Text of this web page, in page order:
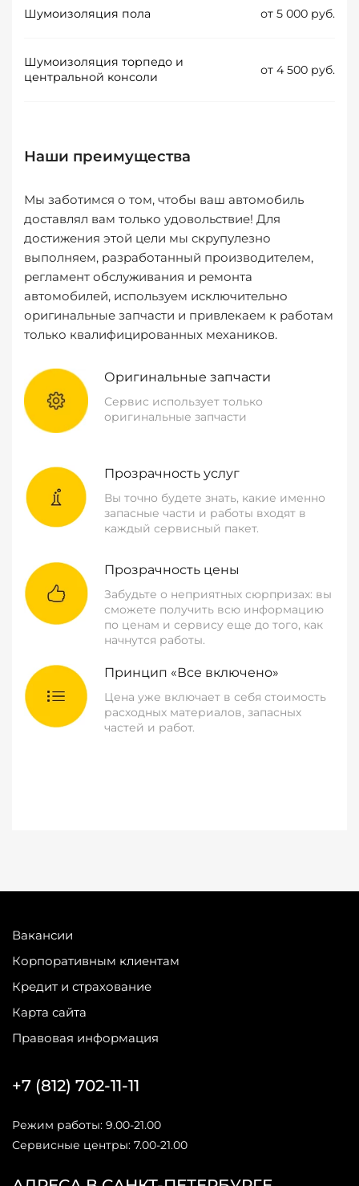
Шумоизоляция пола от 5 000 руб.
Шумоизоляция торпедо и
центральной консоли
от 4 500 руб.
Наши преимущества
Мы заботимся о том, чтобы ваш автомобиль
доставлял вам только удовольствие! Для
достижения этой цели мы скрупулезно
выполняем, разработанный производителем,
регламент обслуживания и ремонта
автомобилей, используем исключительно
оригинальные запчасти и привлекаем к работам
только квалифицированных механиков.
Оригинальные запчасти
Сервис использует только
оригинальные запчасти
Прозрачность услуг
Вы точно будете знать, какие именно
запасные части и работы входят в
каждый сервисный пакет.
Прозрачность цены
Забудьте о неприятных сюрпризах: вы
сможете получить всю информацию
по ценам и сервису еще до того, как
начнутся работы.
Принцип «Все включено»
Цена уже включает в себя стоимость
расходных материалов, запасных
частей и работ.
Вакансии
Корпоративным клиентам
Кредит и страхование
Карта сайта
Правовая информация
+7 (812) 702-11-11
Режим работы: 9.00-21.00
Сервисные центры: 7.00-21.00